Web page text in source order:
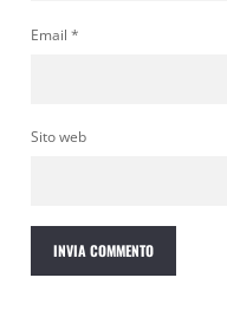
Email *
Sito web